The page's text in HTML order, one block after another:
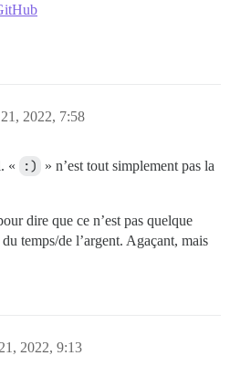
2022, 7:58
« :)
» n’est tout simplement pas la
dire que ce n’est pas quelque
temps/de l’argent. Agaçant, mais
2022, 9:13